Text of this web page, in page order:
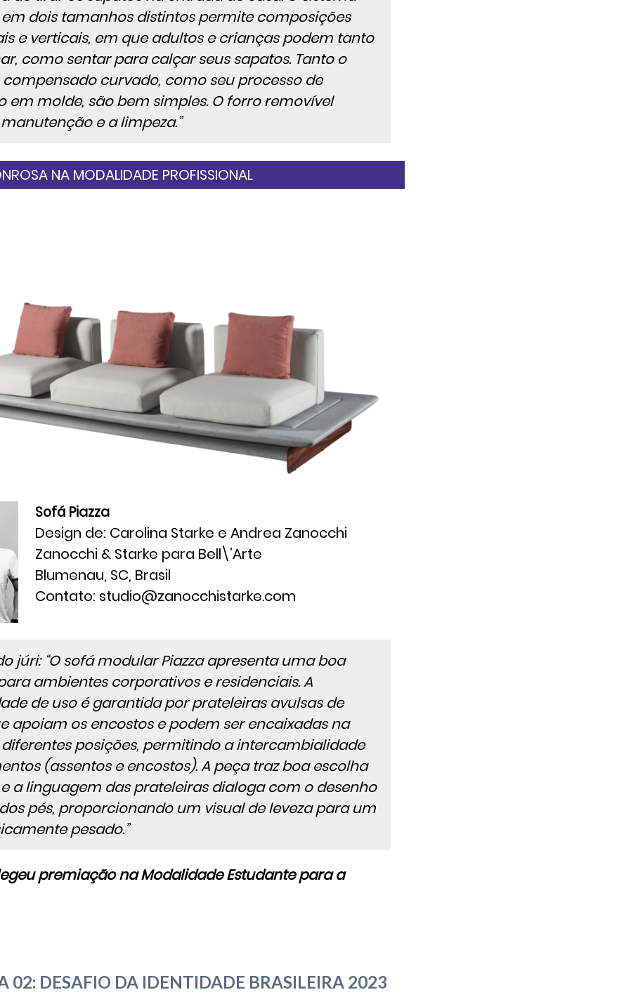
dois tamanhos distintos permite composições
e verticais, em que adultos e crianças podem tanto
como sentar para calçar seus sapatos. Tanto o
curvado, como seu processo de
em molde, são bem simples. O forro removível
e a limpeza.”
NA MODALIDADE PROFISSIONAL
Sofá Piazza
Design de: Carolina Starke e Andrea Zanocchi
Zanocchi & Starke para Bell\’Arte
Blumenau, SC, Brasil
Contato: studio@zanocchistarke.com
júri: “O sofá modular Piazza apresenta uma boa
ambientes corporativos e residenciais. A
de uso é garantida por prateleiras avulsas de
apoiam os encostos e podem ser encaixadas na
posições, permitindo a intercambialidade
(assentos e encostos). A peça traz boa escolha
a linguagem das prateleiras dialoga com o desenho
pés, proporcionando um visual de leveza para um
pesado.”
premiação na Modalidade Estudante para a
02: DESAFIO DA IDENTIDADE BRASILEIRA 2023